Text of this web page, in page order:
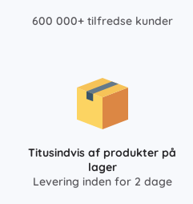
600 000+ tilfredse kunder
Titusindvis af produkter på
lager
Levering inden for 2 dage